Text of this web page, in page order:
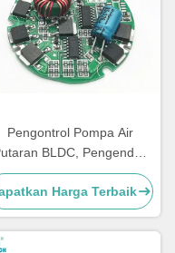
Pengontrol Pompa Air
BLDC, Pengendali
Pompa Motor Otomatis
Dengan Kontrol PWM
Harga Terbaik